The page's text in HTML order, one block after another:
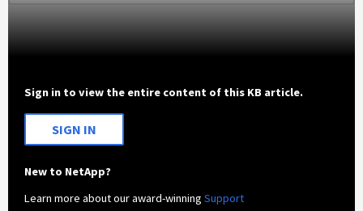
Sign in to view the entire content of this KB article.
SIGN IN
New to NetApp?
Learn more about our award-winningSupport